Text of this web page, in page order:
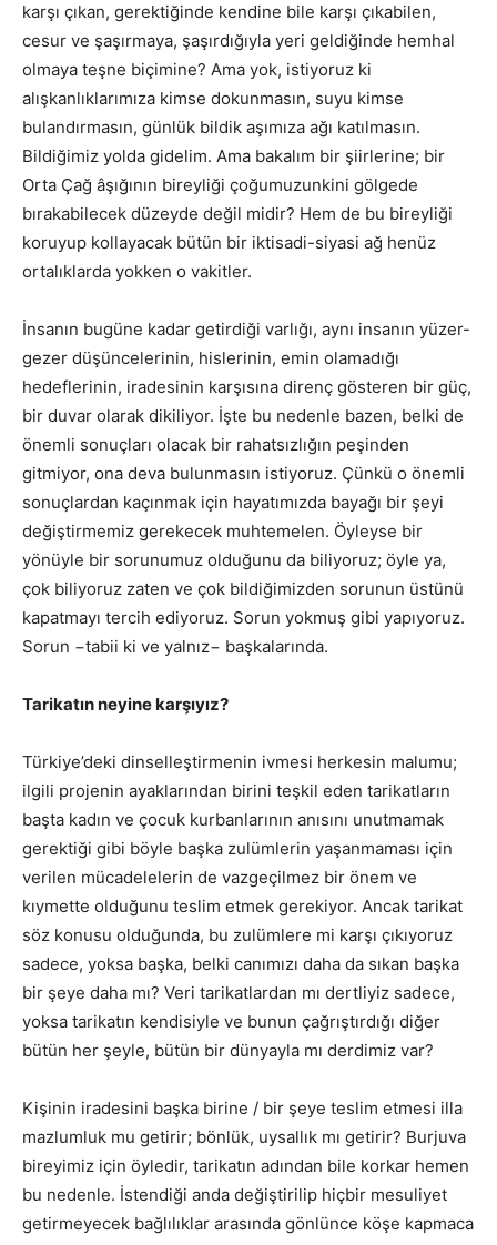
karşı çıkan, gerektiğinde kendine bile karşı çıkabilen,
cesur ve şaşırmaya, şaşırdığıyla yeri geldiğinde hemhal
olmaya teşne biçimine? Ama yok, istiyoruz ki
alışkanlıklarımıza kimse dokunmasın, suyu kimse
bulandırmasın, günlük bildik aşımıza ağı katılmasın.
Bildiğimiz yolda gidelim. Ama bakalım bir şiirlerine; bir
Orta Çağ âşığının bireyliği çoğumuzunkini gölgede
bırakabilecek düzeyde değil midir? Hem de bu bireyliği
koruyup kollayacak bütün bir iktisadi-siyasi ağ henüz
ortalıklarda yokken o vakitler.
İnsanın bugüne kadar getirdiği varlığı, aynı insanın yüzer-
gezer düşüncelerinin, hislerinin, emin olamadığı
hedeflerinin, iradesinin karşısına direnç gösteren bir güç,
bir duvar olarak dikiliyor. İşte bu nedenle bazen, belki de
önemli sonuçları olacak bir rahatsızlığın peşinden
gitmiyor, ona deva bulunmasın istiyoruz. Çünkü o önemli
sonuçlardan kaçınmak için hayatımızda bayağı bir şeyi
değiştirmemiz gerekecek muhtemelen. Öyleyse bir
yönüyle bir sorunumuz olduğunu da biliyoruz; öyle ya,
çok biliyoruz zaten ve çok bildiğimizden sorunun üstünü
kapatmayı tercih ediyoruz. Sorun yokmuş gibi yapıyoruz.
Sorun −tabii ki ve yalnız− başkalarında.
Tarikatın neyine karşıyız?
Türkiye’deki dinselleştirmenin ivmesi herkesin malumu;
ilgili projenin ayaklarından birini teşkil eden tarikatların
başta kadın ve çocuk kurbanlarının anısını unutmamak
gerektiği gibi böyle başka zulümlerin yaşanmaması için
verilen mücadelelerin de vazgeçilmez bir önem ve
kıymette olduğunu teslim etmek gerekiyor. Ancak tarikat
söz konusu olduğunda, bu zulümlere mi karşı çıkıyoruz
sadece, yoksa başka, belki canımızı daha da sıkan başka
bir şeye daha mı? Veri tarikatlardan mı dertliyiz sadece,
yoksa tarikatın kendisiyle ve bunun çağrıştırdığı diğer
bütün her şeyle, bütün bir dünyayla mı derdimiz var?
Kişinin iradesini başka birine / bir şeye teslim etmesi illa
mazlumluk mu getirir; bönlük, uysallık mı getirir? Burjuva
bireyimiz için öyledir, tarikatın adından bile korkar hemen
bu nedenle. İstendiği anda değiştirilip hiçbir mesuliyet
getirmeyecek bağlılıklar arasında gönlünce köşe kapmaca